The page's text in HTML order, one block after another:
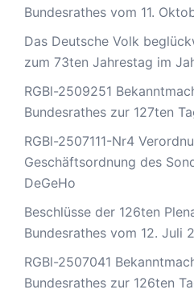
Bundesrathes vom 11.
Das Deutsche Volk
zum 73ten Jahrestag im
RGBl-2509251
Bundesrathes zur 127ten
RGBl-2507111-Nr4
Geschäftsordnung des
DeGeHo
Beschlüsse der 126ten
Bundesrathes vom 12. Juli
RGBl-2507041
Bundesrathes zur 126ten